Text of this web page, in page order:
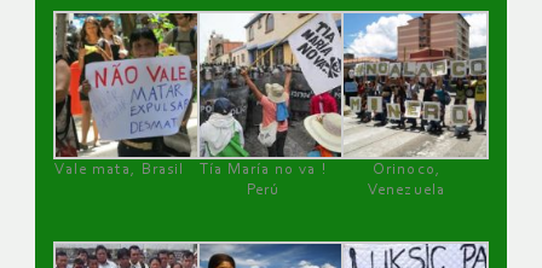
Vale mata, Brasil
Tía María no va !
Perú
Orinoco,
Venezuela